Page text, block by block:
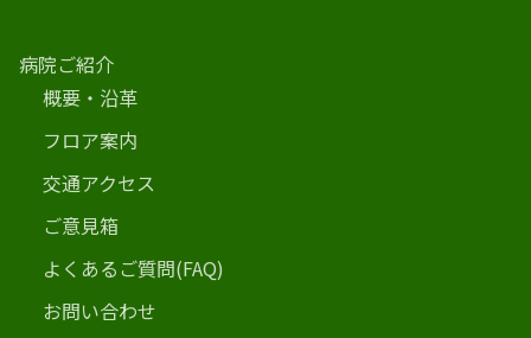
病院ご紹介
概要・沿革
フロア案内
交通アクセス
ご意見箱
よくあるご質問(FAQ)
お問い合わせ